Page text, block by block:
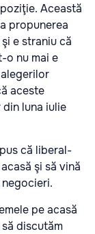
Această
propunerea
e straniu că
o nu mai e
aceste
luna iulie
că liberal-
şi să vină
pe acasă
discutăm